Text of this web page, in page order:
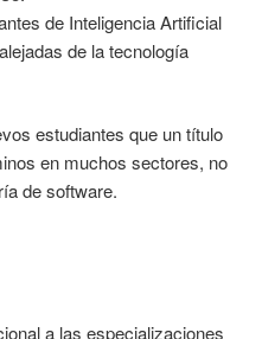
de Inteligencia Artificial
de la tecnología
estudiantes que un título
en muchos sectores, no
de software.
a las especializaciones